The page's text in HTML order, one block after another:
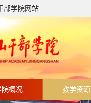
部学院网站
院概况 教学资源